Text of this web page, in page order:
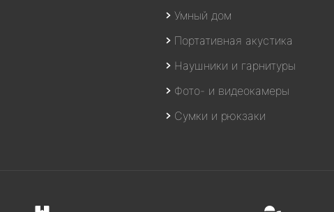
Умный дом
Портативная акустика
Наушники и гарнитуры
Фото- и видеокамеры
Сумки и рюкзаки